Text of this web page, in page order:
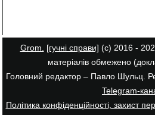
Grom. [гучні справи] (с) 2016 -
матеріалів обмежено
Головний редактор – Павло Шульц.
Telegram-
Політика конфіденційності, захист